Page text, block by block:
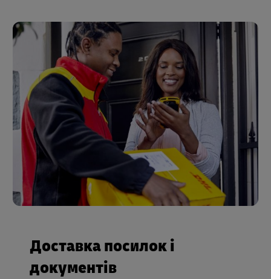
Доставка посилок і
документів